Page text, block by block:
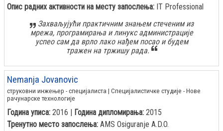
Опис радних активности на месту запослења: IT Professional
Захваљујући практичним знањем стеченим из
мрежа, програмирања и линукс администрације
успео сам да врло лако нађем посао и будем
тражен на тржишу рада.
Nemanja Jovanovic
струковни инжењер - специјалиста | Специјалистичке студије - Нове
рачунарске технологије
Година уписа: 2016 | Година дипломирања: 2015
Тренутно место запослења: AMS Osiguranje A.D.O.